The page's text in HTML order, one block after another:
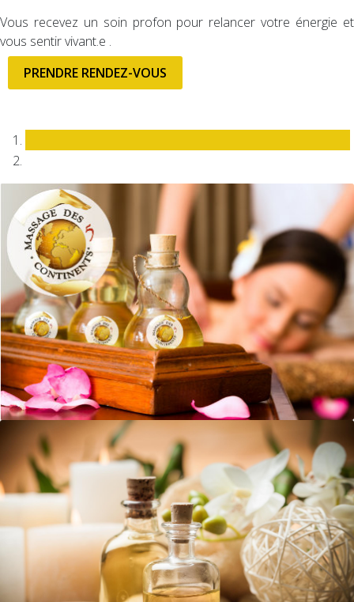
Vous recevez un soin profon pour relancer votre énergie et
vous sentir vivant.e .
PRENDRE RENDEZ-VOUS